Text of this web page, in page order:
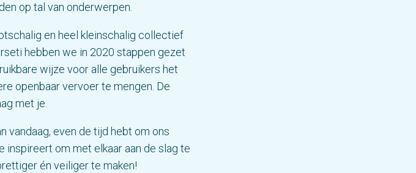
op tal van onderwerpen.
en heel kleinschalig collectief
hebben we in 2020 stappen gezet
wijze voor alle gebruikers het
openbaar vervoer te mengen. De
met je.
vandaag, even de tijd hebt om ons
inspireert om met elkaar aan de slag te
én veiliger te maken!